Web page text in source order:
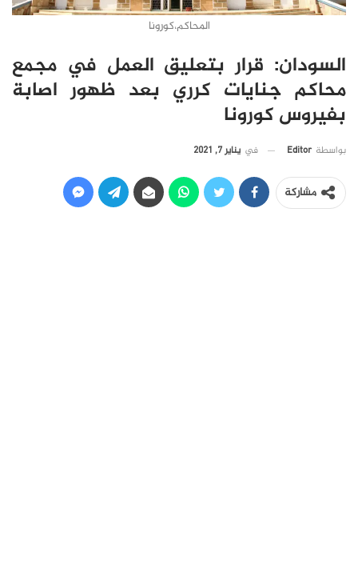
المحاكم،كورونا
السودان: قرار بتعليق العمل في مجمع
محاكم جنايات كرري بعد ظهور اصابة
بفيروس كورونا
بواسطة Editor في يناير 7, 2021
مشاركة